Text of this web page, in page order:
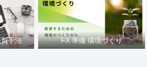
手法 FX 準備 環境づくり